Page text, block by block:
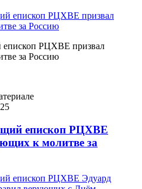
епископ РЦХВЕ призвал
за Россию
епископ РЦХВЕ
к молитве за